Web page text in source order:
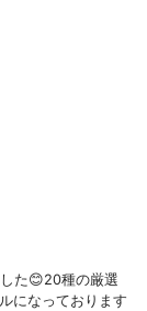
た😊20種の厳選
になっております